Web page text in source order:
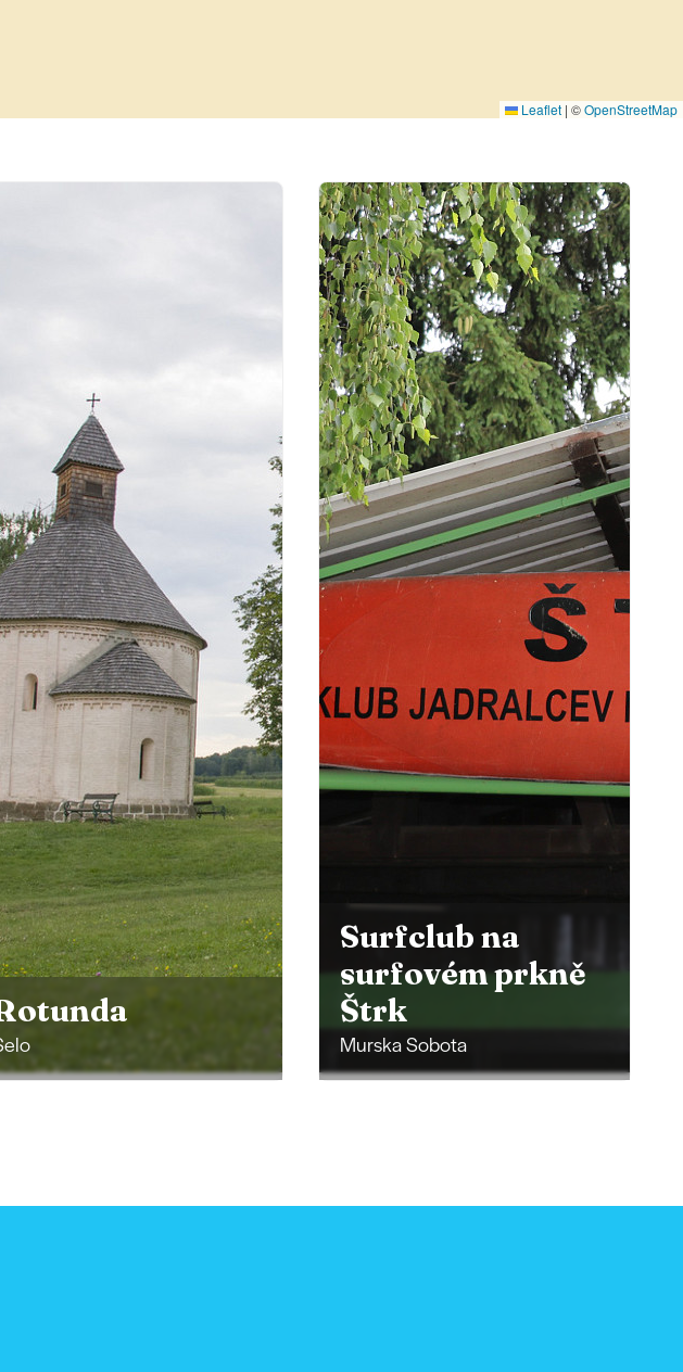
Leaflet | ©OpenStreetMap
na
prkně
Sobota
Strážní věž
Vinarium
Lendava
Lendava